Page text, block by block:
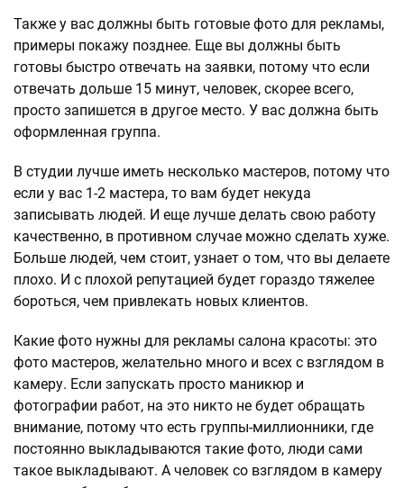
Также у вас должны быть готовые фото для рекламы,
примеры покажу позднее. Еще вы должны быть
готовы быстро отвечать на заявки, потому что если
отвечать дольше 15 минут, человек, скорее всего,
просто запишется в другое место. У вас должна быть
оформленная группа.
В студии лучше иметь несколько мастеров, потому что
если у вас 1-2 мастера, то вам будет некуда
записывать людей. И еще лучше делать свою работу
качественно, в противном случае можно сделать хуже.
Больше людей, чем стоит, узнает о том, что вы делаете
плохо. И с плохой репутацией будет гораздо тяжелее
бороться, чем привлекать новых клиентов.
Какие фото нужны для рекламы салона красоты: это
фото мастеров, желательно много и всех с взглядом в
камеру. Если запускать просто маникюр и
фотографии работ, на это никто не будет обращать
внимание, потому что есть группы-миллионники, где
постоянно выкладываются такие фото, люди сами
такое выкладывают. А человек со взглядом в камеру